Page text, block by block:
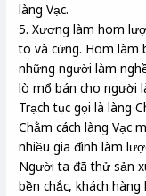
làng Vạc.
5. Xương làm hom
to và cứng. Hom làm
những người làm
lò mổ bán cho người
Trạch tục gọi là làng
Chằm cách làng Vạc
nhiều gia đình làm
Người ta đã thử sản
bền chắc, khách